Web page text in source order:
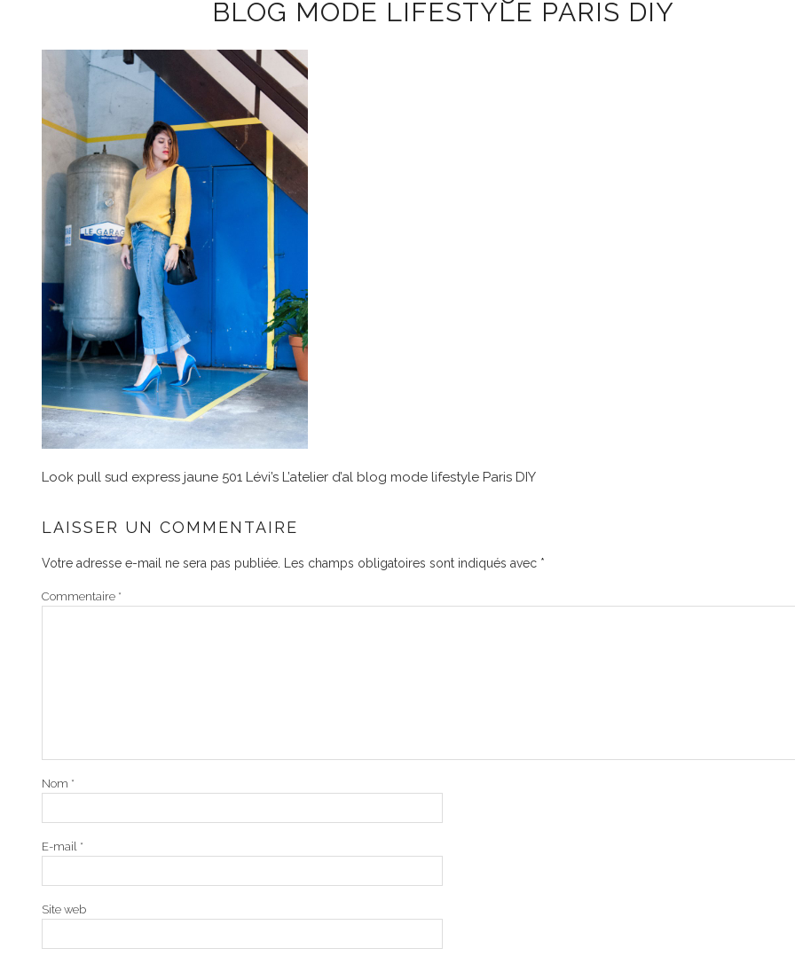
BLOG MODE LIFESTYLE PARIS DIY
Look pull sud express jaune 501 Lévi’s L’atelier d’al blog mode lifestyle Paris DIY
LAISSER UN COMMENTAIRE
Votre adresse e-mail ne sera pas publiée. Les champs obligatoires sont indiqués avec *
Commentaire *
Nom *
E-mail *
Site web